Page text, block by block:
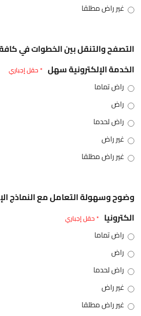
غير راض مطلقا
التصفح والتنقل بين الخطوات في
الخدمة الإلكترونية سهل * حقل إجباري
راض تماما
راض
راض لحدما
غير راض
غير راض مطلقا
وضوح وسهولة التعامل مع النماذج
الكترونيا * حقل إجباري
راض تماما
راض
راض لحدما
غير راض
غير راض مطلقا